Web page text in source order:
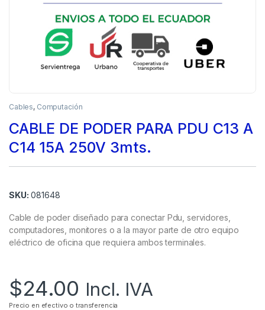
Cables, Computación
CABLE DE PODER PARA PDU C13 A
C14 15A 250V 3mts.
SKU: 081648
Cable de poder diseñado para conectar Pdu, servidores,
computadores, monitores o a la mayor parte de otro equipo
eléctrico de oficina que requiera ambos terminales.
$24.00 Incl. IVA
Precio en efectivo o transferencia